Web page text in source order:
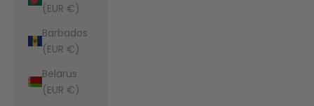
(EUR €)
Barbados
(EUR €)
Belarus
(EUR €)